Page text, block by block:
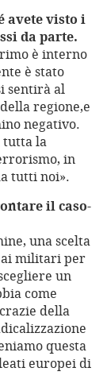
avete visto i
da parte.
è interno
è stato
sentirà al
regione,e
negativo.
tutta la
in
tutti noi».
il caso-
una scelta
ai militari per
un
come
della
questa
europei di